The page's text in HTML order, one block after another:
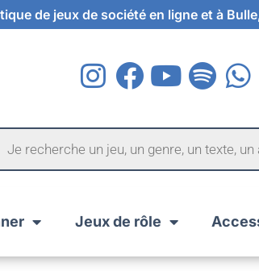
de jeux de société en ligne et à
Jeux de rôle